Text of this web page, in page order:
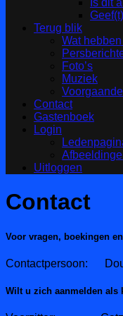
Is dit
Terug blik
Wat
Foto’s
Muziek
Contact
Gastenboek
Login
Uitloggen
Contact
Voor vragen, boekingen
Contactpersoon:
Wilt u zich aanmelden als